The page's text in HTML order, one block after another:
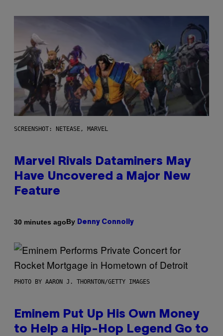
SCREENSHOT: NETEASE, MARVEL
Marvel Rivals Dataminers May
Have Uncovered a Major New
Feature
30 minutes agoBy Denny Connolly
PHOTO BY AARON J. THORNTON/GETTY IMAGES
Eminem Put Up His Own Money
to Help a Hip-Hop Legend Go to